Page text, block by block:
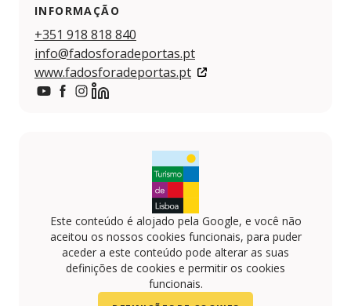
INFORMAÇÃO
+351 918 818 840
info@fadosforadeportas.pt
www.fadosforadeportas.pt
Este conteúdo é alojado pela Google, e você não
aceitou os nossos cookies funcionais, para puder
aceder a este conteúdo pode alterar as suas
definições de cookies e permitir os cookies
funcionais.